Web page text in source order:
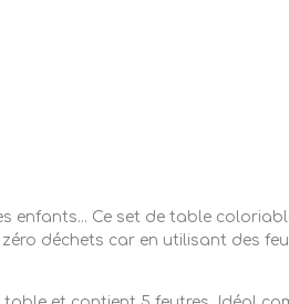
enfants... Ce set de table
déchets car en utilisant des